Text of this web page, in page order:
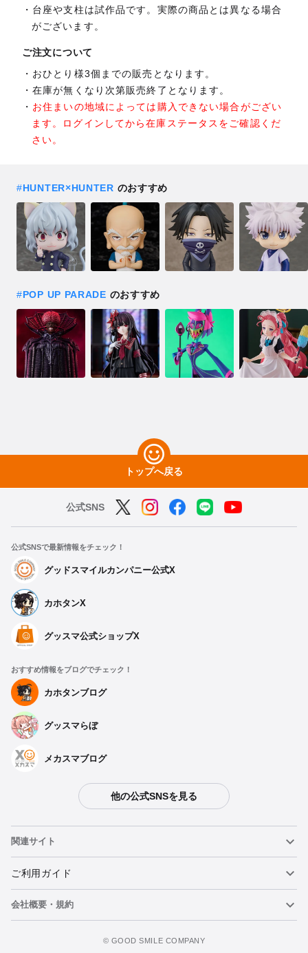
台座や支柱は試作品です。実際の商品とは異なる場合
がございます。
ご注文について
おひとり様3個までの販売となります。
在庫が無くなり次第販売終了となります。
お住まいの地域によっては購入できない場合がござい
ます。ログインしてから在庫ステータスをご確認くだ
さい。
#HUNTER×HUNTER のおすすめ
#POP UP PARADE のおすすめ
トップへ戻る
公式SNS
公式SNSで最新情報をチェック！
グッドスマイルカンパニー公式X
カホタンX
グッスマ公式ショップX
おすすめ情報をブログでチェック！
カホタンブログ
グッスマらぼ
メカスマブログ
他の公式SNSを見る
関連サイト
ねんどろいど
ねんどろいどフェイスメーカー
ご利用ガイド
重要なお知らせ
会社概要・規約
©️ GOOD SMILE COMPANY